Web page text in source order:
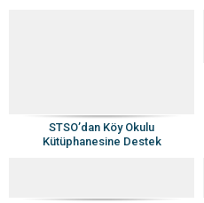
STSO’dan Köy Okulu
Kütüphanesine Destek